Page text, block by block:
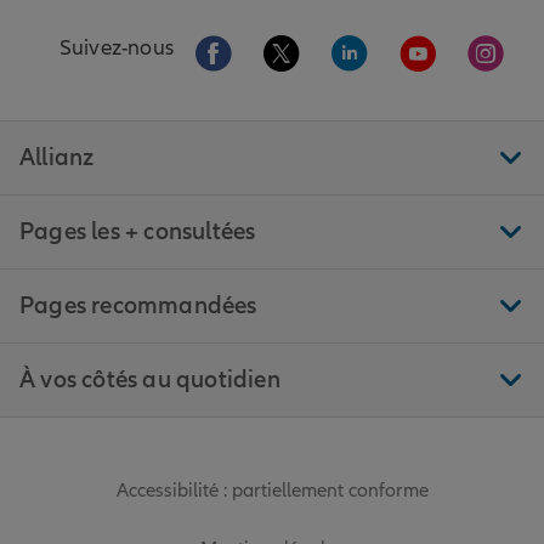
Suivez-nous Aller sur la page Facebook de Allianz
Aller sur la page Twitter de
Aller sur la page
Aller sur la
Aller
Allianz
Pages les + consultées
Pages recommandées
À vos côtés au quotidien
Accessibilité : partiellement conforme